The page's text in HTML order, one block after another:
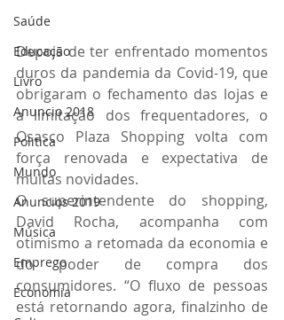
Saúde
Educação
Livro
Anuncio 2018
Politica
Mundo
Anuncios 2019
Música
Emprego
Economia
Depois de ter enfrentado momentos
duros da pandemia da Covid-19, que
obrigaram o fechamento das lojas e
a limitação dos frequentadores, o
Osasco Plaza Shopping volta com
força renovada e expectativa de
muitas novidades.
O superintendente do shopping,
David Rocha, acompanha com
otimismo a retomada da economia e
do poder de compra dos
consumidores. “O fluxo de pessoas
está retornando agora, finalzinho de